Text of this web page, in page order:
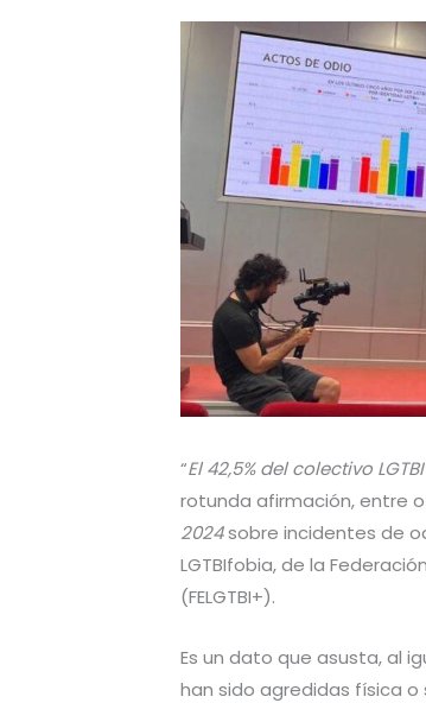
“El 42,5% del colectivo
rotunda afirmación, entre
2024sobre incidentes de
LGTBIfobia, de la
(FELGTBI+).
Es un dato que asusta, al
han sido agredidas física o